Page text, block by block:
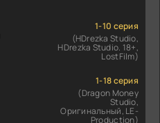
1-10 серия
(HDrezka Studio,
HDrezka Studio. 18+,
LostFilm)
1-18 серия
(Dragon Money
Studio,
Оригинальный, LE-
Production)